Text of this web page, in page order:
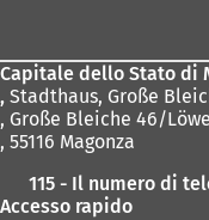
Capitale dello Stato di
, Stadthaus, Große
, Große Bleiche 46/
, 55116 Magonza
115 - Il numero di
Accesso rapido